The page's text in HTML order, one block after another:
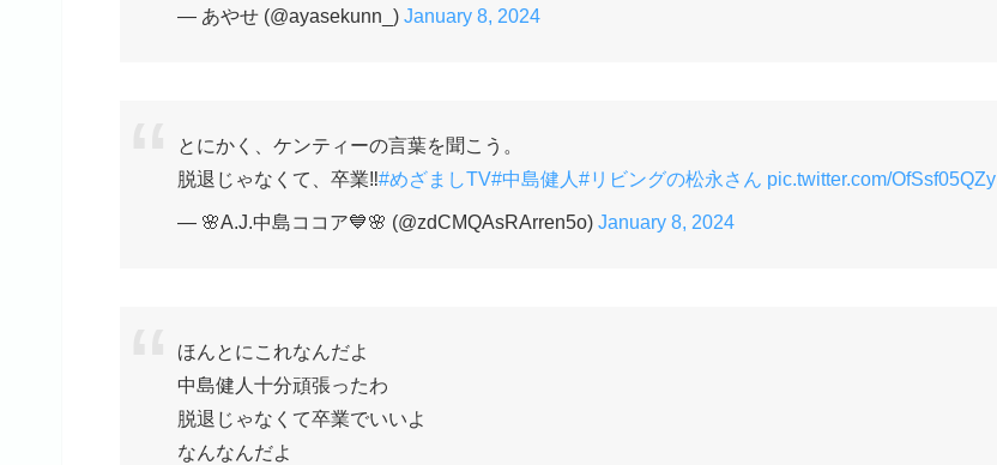
— あやせ (@ayasekunn_) January 8, 2024
とにかく、ケンティーの言葉を聞こう。
脱退じゃなくて、卒業‼️#めざましTV#中島健人 #リビングの松永さん pic.twitter.com/OfSsf05QZy
— 🌸A.J.中島ココア💙🌸 (@zdCMQAsRArren5o) January 8, 2024
ほんとにこれなんだよ
中島健人十分頑張ったわ
脱退じゃなくて卒業でいいよ
なんなんだよ